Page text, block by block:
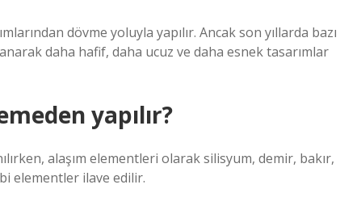
dövme yoluyla yapılır. Ancak son yıllarda bazı
daha hafif, daha ucuz ve daha esnek tasarımlar
yapılır?
alaşım elementleri olarak silisyum, demir, bakır,
elementler ilave edilir.